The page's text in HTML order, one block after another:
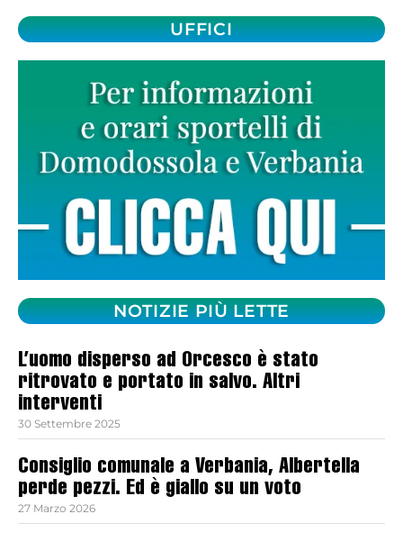
UFFICI
NOTIZIE PIÙ LETTE
L’uomo disperso ad Orcesco è stato
ritrovato e portato in salvo. Altri
interventi
30 Settembre 2025
Consiglio comunale a Verbania, Albertella
perde pezzi. Ed è giallo su un voto
27 Marzo 2026